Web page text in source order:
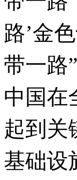
路’金
带一路
中国在
起到关
基础设